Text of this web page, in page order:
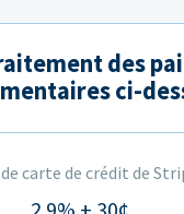
des
ci-
carte de crédit de